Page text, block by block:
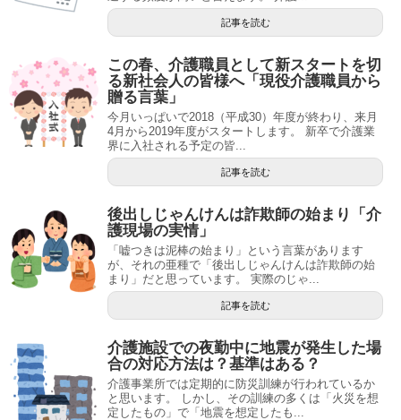
記事を読む
この春、介護職員として新スタートを切
る新社会人の皆様へ「現役介護職員から
贈る言葉」
今月いっぱいで2018（平成30）年度が終わり、来月
4月から2019年度がスタートします。 新卒で介護業
界に入社される予定の皆...
記事を読む
後出しじゃんけんは詐欺師の始まり「介
護現場の実情」
「嘘つきは泥棒の始まり」という言葉があります
が、それの亜種で「後出しじゃんけんは詐欺師の始
まり」だと思っています。 実際のじゃ...
記事を読む
介護施設での夜勤中に地震が発生した場
合の対応方法は？基準はある？
介護事業所では定期的に防災訓練が行われているか
と思います。 しかし、その訓練の多くは「火災を想
定したもの」で「地震を想定したも...